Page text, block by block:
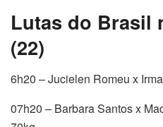
Lutas do Brasil
(22)
6h20 – Jucielen Romeu x
07h20 – Barbara Santos x